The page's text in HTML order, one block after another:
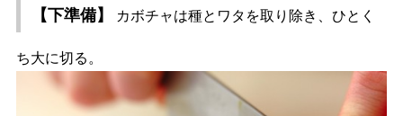
【下準備】 カボチャは種とワタを取り除き、ひとく
ち大に切る。